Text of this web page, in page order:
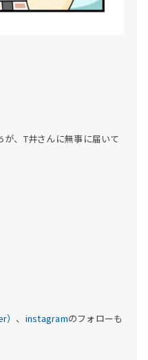
、T井さんに無事に届いて
、 instagramのフォローも